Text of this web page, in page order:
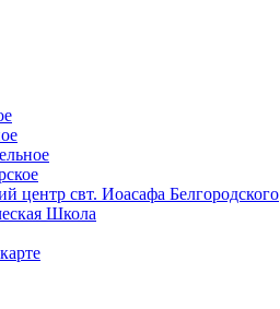
центр свт. Иоасафа Белгородского
Школа